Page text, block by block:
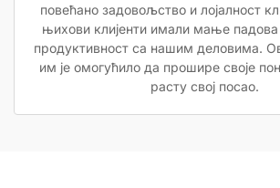
повећано задовољство и лојалност
њихови клијенти имали мање
продуктивност са нашим деловима.
им је омогућило да прошире своје
расту свој посао.